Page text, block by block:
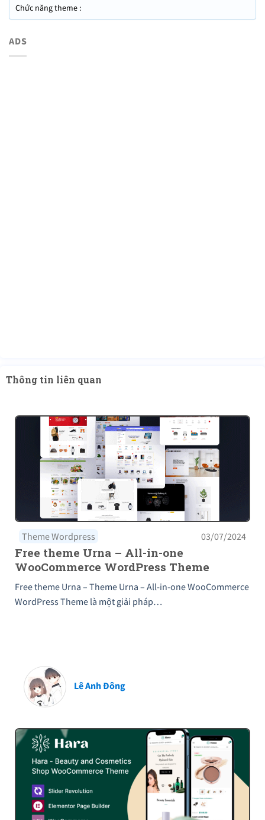
Chức năng theme :
ADS
Thông tin liên quan
Theme Wordpress 03/07/2024
Free theme Urna – All-in-one
WooCommerce WordPress Theme
Free theme Urna – Theme Urna – All-in-one WooCommerce
WordPress Theme là một giải pháp…
Lê Anh Đông